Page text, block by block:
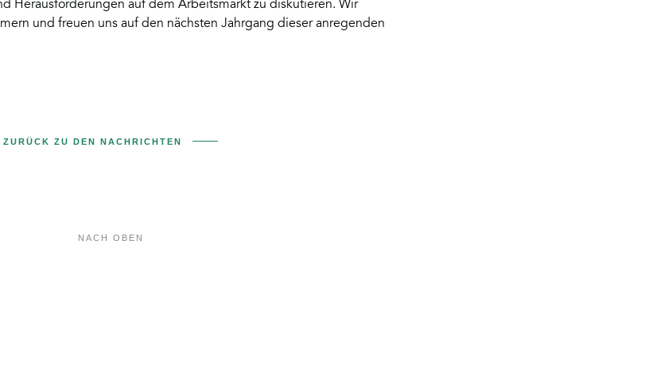
Herausforderungen auf dem Arbeitsmarkt zu diskutieren. Wir
und freuen uns auf den nächsten Jahrgang dieser anregenden
ZURÜCK ZU DEN NACHRICHTEN
NACH OBEN